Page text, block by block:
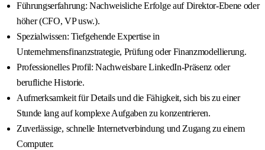
Führungserfahrung: Nachweisliche Erfolge auf Direktor-Ebene oder
höher (CFO, VP usw.).
Spezialwissen: Tiefgehende Expertise in
Unternehmensfinanzstrategie, Prüfung oder Finanzmodellierung.
Professionelles Profil: Nachweisbare LinkedIn-Präsenz oder
berufliche Historie.
Aufmerksamkeit für Details und die Fähigkeit, sich bis zu einer
Stunde lang auf komplexe Aufgaben zu konzentrieren.
Zuverlässige, schnelle Internetverbindung und Zugang zu einem
Computer.